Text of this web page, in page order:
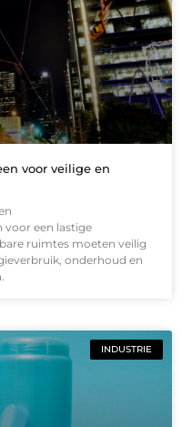
voor veilige en
voor een lastige
ruimtes moeten veilig
onderhoud en
INDUSTRIE